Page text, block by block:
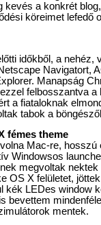
kevés a konkrét
köreimet lefedő
időkből, a nehéz,
Navigatort,
Manapság
felbosszantva a
a fiataloknak
tabok a
fémes theme
Mac-re,
Windowsos
megvoltak
OS X felületet,
kék LEDes window
bevettem
mentek.